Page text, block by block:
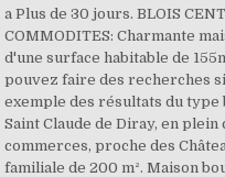
a Plus de 30 jours. BLOIS
COMMODITES: Charmante
d'une surface habitable de
pouvez faire des recherches
exemple des résultats du type
Saint Claude de Diray, en
commerces, proche des
familiale de 200 m². Maison